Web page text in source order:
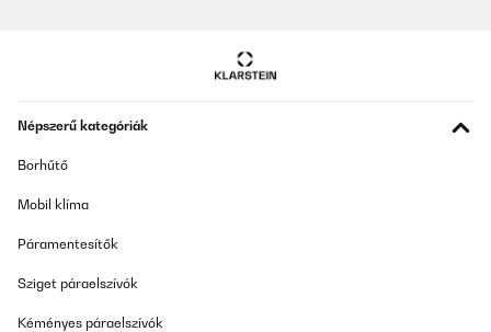
Népszerű kategóriák
Borhűtő
Mobil klíma
Páramentesítők
Sziget páraelszívók
Kéményes páraelszívók